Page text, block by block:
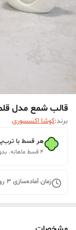
قالب شمع مدل
برند:کوشا اکسسوری
هر قسط با
۴ قسط ماهانه. بدون سود، چک و ضامن.
زمان آماده‌سازی 3